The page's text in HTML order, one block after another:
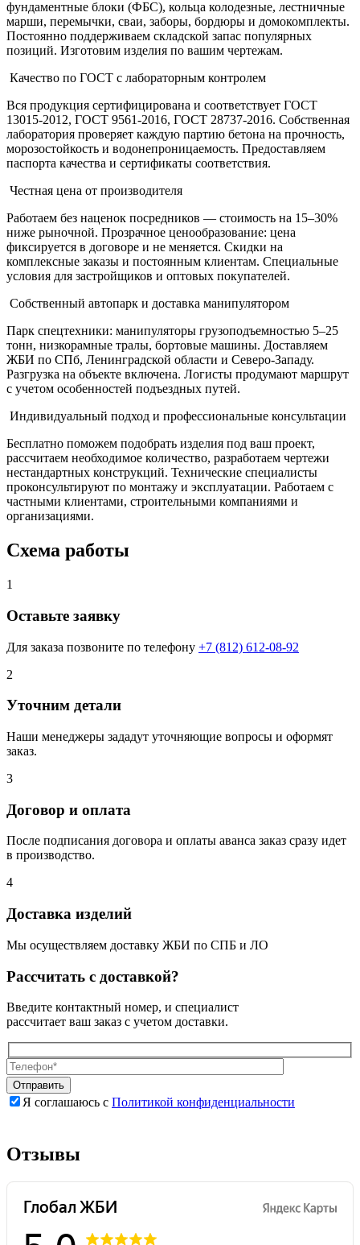
фундаментные блоки (ФБС), кольца колодезные, лестничные
марши, перемычки, сваи, заборы, бордюры и домокомплекты.
Постоянно поддерживаем складской запас популярных
позиций. Изготовим изделия по вашим чертежам.
Качество по ГОСТ с лабораторным контролем
Вся продукция сертифицирована и соответствует ГОСТ
13015-2012, ГОСТ 9561-2016, ГОСТ 28737-2016. Собственная
лаборатория проверяет каждую партию бетона на прочность,
морозостойкость и водонепроницаемость. Предоставляем
паспорта качества и сертификаты соответствия.
Честная цена от производителя
Работаем без наценок посредников — стоимость на 15–30%
ниже рыночной. Прозрачное ценообразование: цена
фиксируется в договоре и не меняется. Скидки на
комплексные заказы и постоянным клиентам. Специальные
условия для застройщиков и оптовых покупателей.
Собственный автопарк и доставка манипулятором
Парк спецтехники: манипуляторы грузоподъемностью 5–25
тонн, низкорамные тралы, бортовые машины. Доставляем
ЖБИ по СПб, Ленинградской области и Северо-Западу.
Разгрузка на объекте включена. Логисты продумают маршрут
с учетом особенностей подъездных путей.
Индивидуальный подход и профессиональные консультации
Бесплатно поможем подобрать изделия под ваш проект,
рассчитаем необходимое количество, разработаем чертежи
нестандартных конструкций. Технические специалисты
проконсультируют по монтажу и эксплуатации. Работаем с
частными клиентами, строительными компаниями и
организациями.
Схема работы
1
Оставьте заявку
Для заказа позвоните по телефону +7 (812) 612-08-92
2
Уточним детали
Наши менеджеры зададут уточняющие вопросы и оформят
заказ.
3
Договор и оплата
После подписания договора и оплаты аванса заказ сразу идет
в производство.
4
Доставка изделий
Мы осуществляем доставку ЖБИ по СПБ и ЛО
Рассчитать с доставкой?
Введите контактный номер, и специалист
рассчитает ваш заказ с учетом доставки.
Я соглашаюсь с Политикой конфиденциальности
поле
пустым.
поле
пустым.
Отзывы